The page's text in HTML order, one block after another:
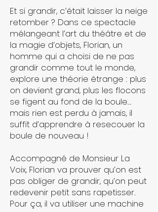
Et si grandir, c’était laisser la neige
retomber ? Dans ce spectacle
mélangeant l’art du théâtre et de
la magie d’objets, Florian, un
homme qui a choisi de ne pas
grandir comme tout le monde,
explore une théorie étrange : plus
on devient grand, plus les flocons
se figent au fond de la boule…
mais rien est perdu à jamais, il
suffit d’apprendre à resecouer la
boule de nouveau !
Accompagné de Monsieur La
Voix, Florian va prouver qu’on est
pas obliger de grandir, qu’on peut
redevenir petit sans rapetisser.
Pour ça, il va utiliser une machine